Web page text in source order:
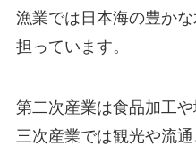
漁業では日本海の豊か
担っています。
第二次産業は食品加工
三次産業では観光や流